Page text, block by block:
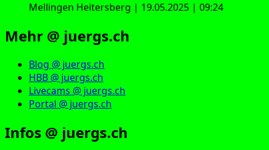
Mellingen Heitersberg | 19.05.2025 | 09:24
Mehr @ juergs.ch
Blog @ juergs.ch
HBB @ juergs.ch
Livecams @ juergs.ch
Portal @ juergs.ch
Infos @ juergs.ch